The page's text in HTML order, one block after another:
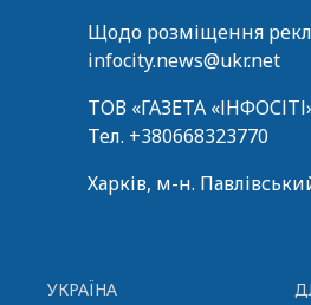
Щодо розміщення
infocity.news@ukr.net
ТОВ «ГАЗЕТА
Тел. +380668323770
Харків, м-н.
УКРАЇНА